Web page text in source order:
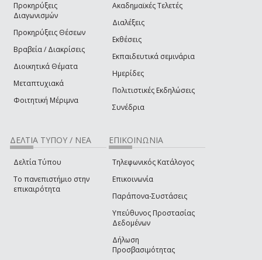
Προκηρύξεις
Διαγωνισμών
Προκηρύξεις Θέσεων
Βραβεία / Διακρίσεις
Διοικητικά Θέματα
Μεταπτυχιακά
Φοιτητική Μέριμνα
Ακαδημαϊκές Τελετές
Διαλέξεις
Εκθέσεις
Εκπαιδευτικά σεμινάρια
Ημερίδες
Πολιτιστικές Εκδηλώσεις
Συνέδρια
ΔΕΛΤΙΑ ΤΥΠΟΥ / ΝΕΑ
Δελτία Τύπου
Το πανεπιστήμιο στην
επικαιρότητα
ΕΠΙΚΟΙΝΩΝΙΑ
Τηλεφωνικός Κατάλογος
Επικοινωνία
Παράπονα-Συστάσεις
Υπεύθυνος Προστασίας
Δεδομένων
Δήλωση
Προσβασιμότητας